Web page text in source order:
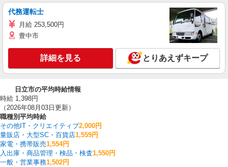
代務運転士
月給 253,500円
豊中市
詳細を見る とりあえずキープ
日立市の平均時給情報
時給 1,398円
（2026年08月03日更新）
職種別平均時給
その他IT・クリエイティブ2,000円
量販店・大型SC・百貨店1,559円
家電・携帯販売1,554円
入出庫・商品管理・検品・検査1,550円
一般・営業事務1,502円